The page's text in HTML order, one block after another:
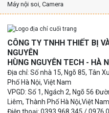
Máy nội soi, Camera
CÔNG TY TNHH THIẾT BỊ
NGUYÊN
HÙNG NGUYÊN TECH - HÀ
Địa chỉ: Số nhà 15, Ngõ 85, Tân
Phố Hà Nội, Việt Nam
VPGD: Số 1, Ngách 2, Ngõ 56
Liêm, Thành Phố Hà Nội,Việt Nam